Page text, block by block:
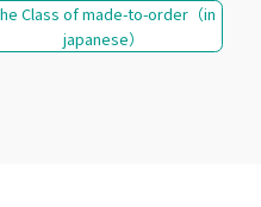
Class of made-to-order（in
japanese）